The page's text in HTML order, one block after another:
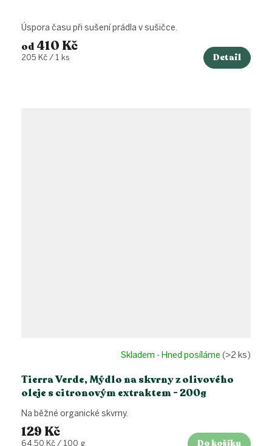
od 410 Kč
Měrná
205 Kč / 1 ks Detail
Úspora času při sušení prádla v sušičce.
Tierra Verde, Mýdlo na skvrny z olivového
oleje s citronovým extraktem - 200g
Skladem - Hned posíláme (>2 ks)
129 Kč
Měrná
64,50 Kč / 100 g Do košíku
Na běžné organické skvrny.